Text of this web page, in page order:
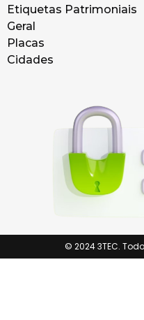
Etiquetas Patrimoniais
Geral
Placas
Cidades
© 2024 3TEC.